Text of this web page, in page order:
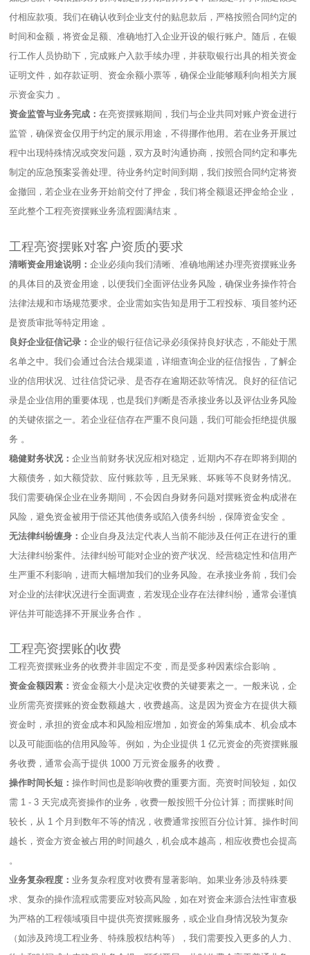
付相应款项。我们在确认收到企业支付的贴息款后，严格按照合同约定的
时间和金额，将资金足额、准确地打入企业开设的银行账户。随后，在银
行工作人员协助下，完成账户入款手续办理，并获取银行出具的相关资金
证明文件，如存款证明、资金余额小票等，确保企业能够顺利向相关方展
示资金实力 。​
资金监管与业务完成：在亮资摆账期间，我们与企业共同对账户资金进行
监管，确保资金仅用于约定的展示用途，不得挪作他用。若在业务开展过
程中出现特殊情况或突发问题，双方及时沟通协商，按照合同约定和事先
制定的应急预案妥善处理。待业务约定时间到期，我们按照合同约定将资
金撤回，若企业在业务开始前交付了押金，我们将全额退还押金给企业，
至此整个工程亮资摆账业务流程圆满结束 。​
工程亮资摆账对客户资质的要求
清晰资金用途说明：企业必须向我们清晰、准确地阐述办理亮资摆账业务
的具体目的及资金用途，以便我们全面评估业务风险，确保业务操作符合
法律法规和市场规范要求。企业需如实告知是用于工程投标、项目签约还
是资质审批等特定用途 。​
良好企业征信记录：企业的银行征信记录必须保持良好状态，不能处于黑
名单之中。我们会通过合法合规渠道，详细查询企业的征信报告，了解企
业的信用状况、过往信贷记录、是否存在逾期还款等情况。良好的征信记
录是企业信用的重要体现，也是我们判断是否承接业务以及评估业务风险
的关键依据之一。若企业征信存在严重不良问题，我们可能会拒绝提供服
务 。​
稳健财务状况：企业当前财务状况应相对稳定，近期内不存在即将到期的
大额债务，如大额贷款、应付账款等，且无呆账、坏账等不良财务情况。
我们需要确保企业在业务期间，不会因自身财务问题对摆账资金构成潜在
风险，避免资金被用于偿还其他债务或陷入债务纠纷，保障资金安全 。​
无法律纠纷缠身：企业自身及法定代表人当前不能涉及任何正在进行的重
大法律纠纷案件。法律纠纷可能对企业的资产状况、经营稳定性和信用产
生严重不利影响，进而大幅增加我们的业务风险。在承接业务前，我们会
对企业的法律状况进行全面调查，若发现企业存在法律纠纷，通常会谨慎
评估并可能选择不开展业务合作 。​
工程亮资摆账的收费
工程亮资摆账业务的收费并非固定不变，而是受多种因素综合影响 。​
资金金额因素： 资金金额大小是决定收费的关键要素之一。一般来说，企
业所需亮资摆账的资金数额越大，收费越高。这是因为资金方在提供大额
资金时，承担的资金成本和风险相应增加，如资金的筹集成本、机会成本
以及可能面临的信用风险等。例如，为企业提供 1 亿元资金的亮资摆账服
务收费，通常会高于提供 1000 万元资金服务的收费 。​
操作时间长短：操作时间也是影响收费的重要方面。亮资时间较短，如仅
需 1 - 3 天完成亮资操作的业务，收费一般按照千分位计算；而摆账时间
较长，从 1 个月到数年不等的情况，收费通常按照百分位计算。操作时间
越长，资金方资金被占用的时间越久，机会成本越高，相应收费也会提高
。​
业务复杂程度：业务复杂程度对收费有显著影响。如果业务涉及特殊要
求、复杂的操作流程或需要应对较高风险，如在对资金来源合法性审查极
为严格的工程领域项目中提供亮资摆账服务，或企业自身情况较为复杂
（如涉及跨境工程业务、特殊股权结构等），我们需要投入更多的人力、